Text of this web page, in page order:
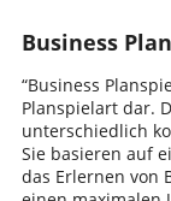
Business
“Business
Planspielart dar.
unterschiedlich
Sie basieren auf
das Erlernen von